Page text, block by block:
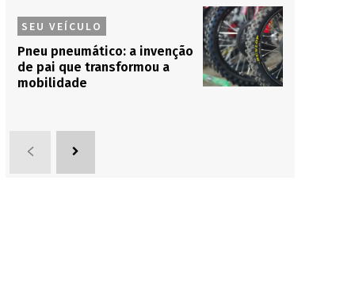
SEU VEÍCULO
Pneu pneumático: a invenção
de pai que transformou a
mobilidade